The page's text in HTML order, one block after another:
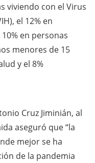
viviendo con el Virus
el 12% en
en personas
menores de 15
y el 8%
Cruz Jiminián, al
aseguró que “la
mejor se ha
de la pandemia